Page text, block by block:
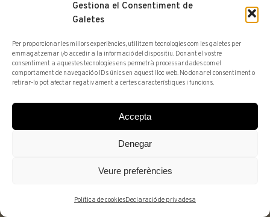
Gestiona el Consentiment de
Galetes
Per proporcionar les millors experiències, utilitzem tecnologies com les galetes per
emmagatzemar i/o accedir a la informació del dispositiu. Donant el vostre
consentiment a aquestes tecnologies ens permetrà processar dades com el
comportament de navegació o IDs únics en aquest lloc web. No donar el consentiment o
retirar-lo pot afectar negativament a certes característiques i funcions.
Accepta
Denegar
Veure preferències
Política de cookiesDeclaració de privadesa
PREMSA
Centenario Museu
Maricel Sitges